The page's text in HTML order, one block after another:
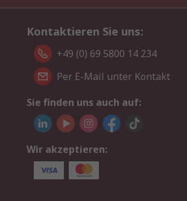
Kontaktieren Sie uns:
+49 (0) 69 5800 14 234
Per E-Mail unter Kontakt
Sie finden uns auch auf:
Wir akzeptieren: